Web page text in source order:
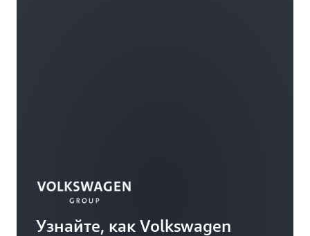
Узнайте, как Volkswagen